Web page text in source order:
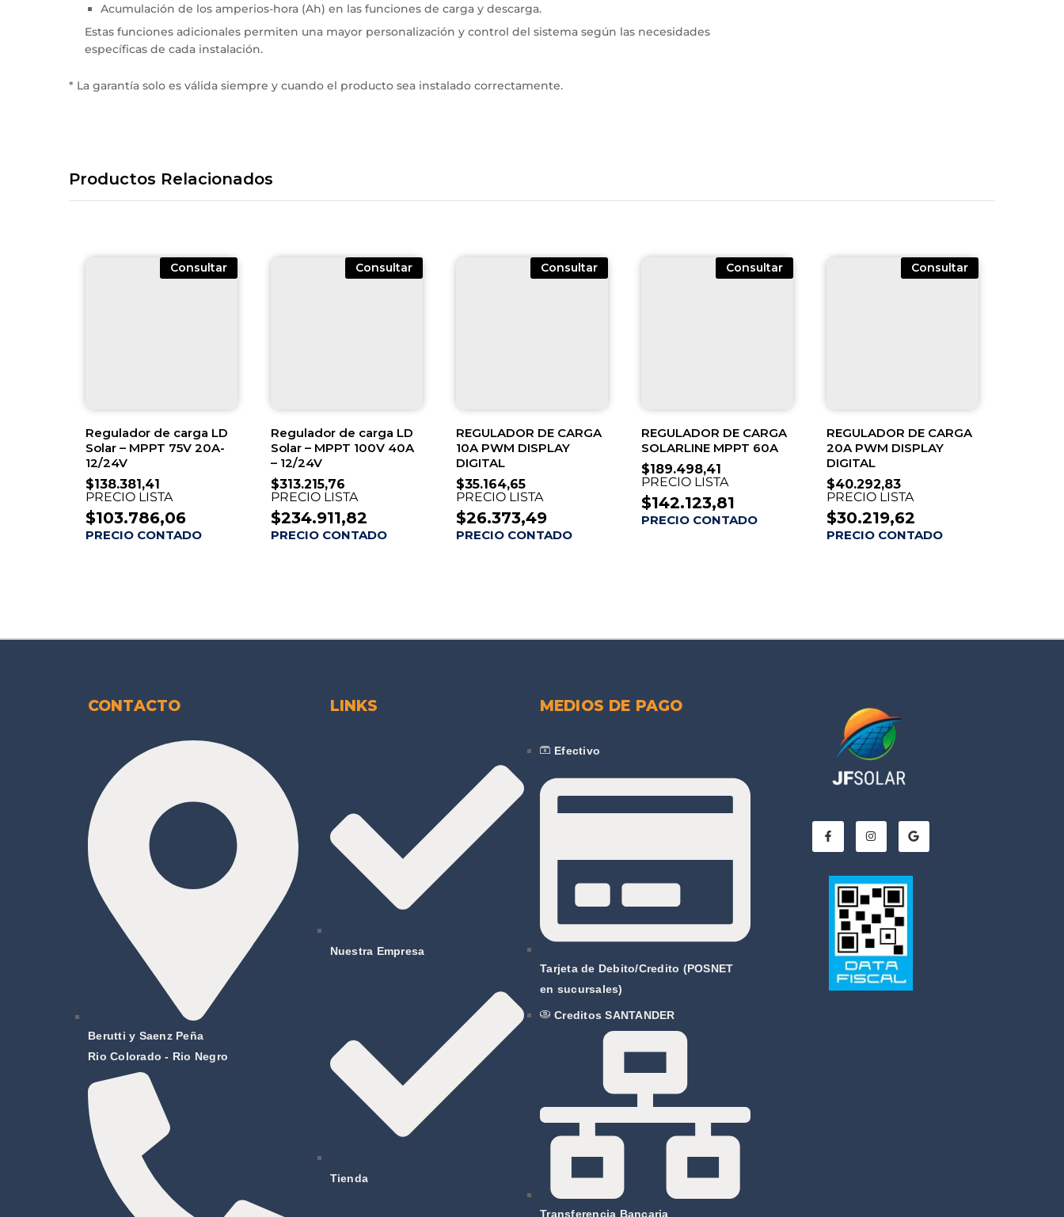
Acumulación de los amperios-hora (Ah) en las funciones de carga y descarga.
Estas funciones adicionales permiten una mayor personalización y control del sistema según las necesidades
específicas de cada instalación.
* La garantía solo es válida siempre y cuando el producto sea instalado correctamente.
Productos Relacionados
Consultar
Regulador de carga LD
Solar – MPPT 75V 20A-
12/24V
$138.381,41
PRECIO LISTA
$103.786,06
PRECIO CONTADO
Consultar
Regulador de carga LD
Solar – MPPT 100V 40A
– 12/24V
$313.215,76
PRECIO LISTA
$234.911,82
PRECIO CONTADO
Consultar
REGULADOR DE CARGA
10A PWM DISPLAY
DIGITAL
$35.164,65
PRECIO LISTA
$26.373,49
PRECIO CONTADO
Consultar
REGULADOR DE CARGA
SOLARLINE MPPT 60A
$189.498,41
PRECIO LISTA
$142.123,81
PRECIO CONTADO
Consultar
REGULADOR DE CARGA
20A PWM DISPLAY
DIGITAL
$40.292,83
PRECIO LISTA
$30.219,62
PRECIO CONTADO
CONTACTO
Berutti y Saenz Peña
Rio Colorado - Rio Negro
LINKS
Nuestra Empresa
Tienda
MEDIOS DE PAGO
Efectivo
Tarjeta de Debito/Credito (POSNET
en sucursales)
Creditos SANTANDER
Transferencia Bancaria